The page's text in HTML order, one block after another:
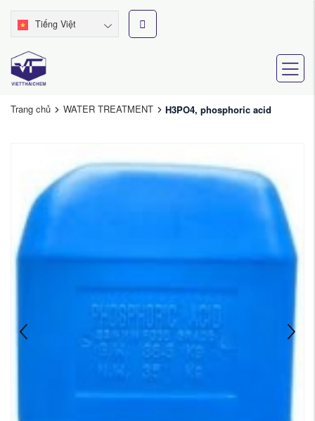
Tiếng Việt
Trang chủ WATER TREATMENT H3PO4, phosphoric acid